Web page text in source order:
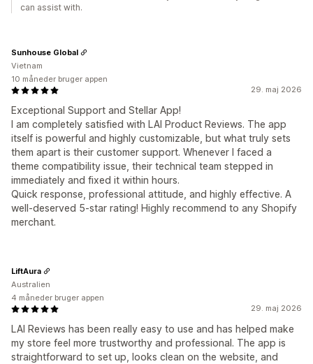
can assist with.
29. maj 2026
Exceptional Support and Stellar App!
I am completely satisfied with LAI Product Reviews. The app
itself is powerful and highly customizable, but what truly sets
them apart is their customer support. Whenever I faced a
theme compatibility issue, their technical team stepped in
immediately and fixed it within hours.
Quick response, professional attitude, and highly effective. A
well-deserved 5-star rating! Highly recommend to any Shopify
merchant.
Sunhouse Global
Vietnam
10 måneder bruger appen
29. maj 2026
LAI Reviews has been really easy to use and has helped make
my store feel more trustworthy and professional. The app is
straightforward to set up, looks clean on the website, and
LiftAura
Australien
4 måneder bruger appen